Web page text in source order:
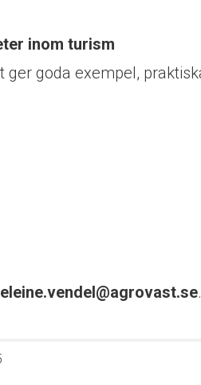
inom turism
ger goda exempel,
.